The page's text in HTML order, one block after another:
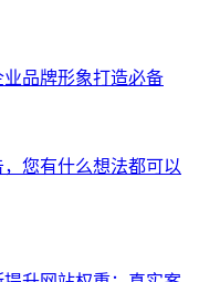
品牌形象打造必备
您有什么想法都可以